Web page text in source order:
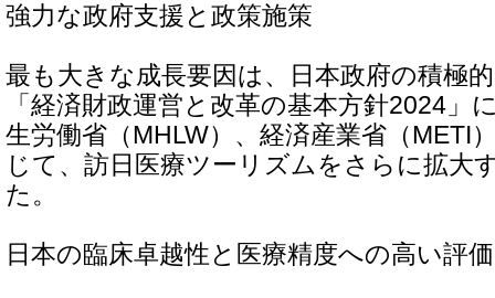
強力な政府支援と政策施策
最も大きな成長要因は、日本政府の積極
「経済財政運営と改革の基本方針2024」
生労働省（MHLW）、経済産業省（METI
じて、訪日医療ツーリズムをさらに拡大
た。
日本の臨床卓越性と医療精度への高い評価